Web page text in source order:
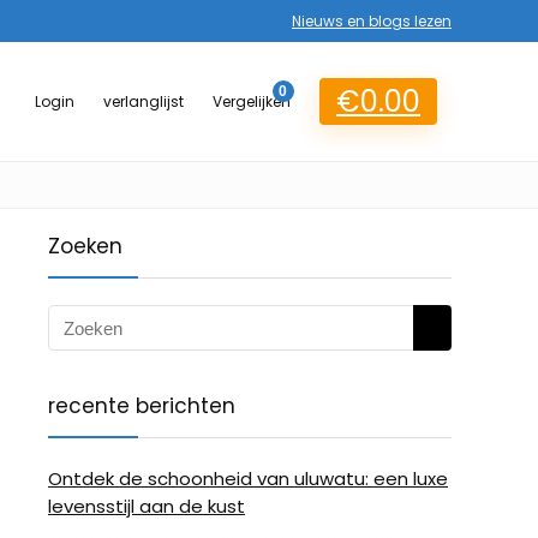
Nieuws en blogs lezen
Login verlanglijst 0
Vergelijken €0.00
Zoeken
recente berichten
Ontdek de schoonheid van uluwatu: een luxe
levensstijl aan de kust